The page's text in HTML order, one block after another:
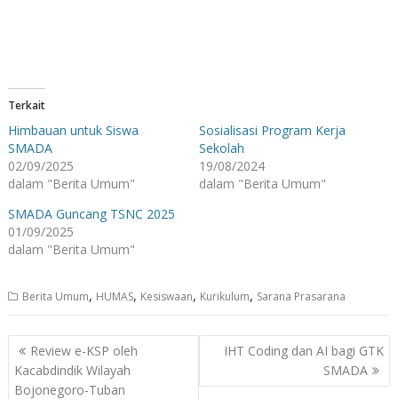
Terkait
Himbauan untuk Siswa
SMADA
02/09/2025
dalam "Berita Umum"
Sosialisasi Program Kerja
Sekolah
19/08/2024
dalam "Berita Umum"
SMADA Guncang TSNC 2025
01/09/2025
dalam "Berita Umum"
Berita Umum, HUMAS, Kesiswaan, Kurikulum, Sarana Prasarana
Navigasi
pos
Review e-KSP oleh
Kacabdindik Wilayah
Bojonegoro-Tuban
IHT Coding dan AI bagi GTK
SMADA